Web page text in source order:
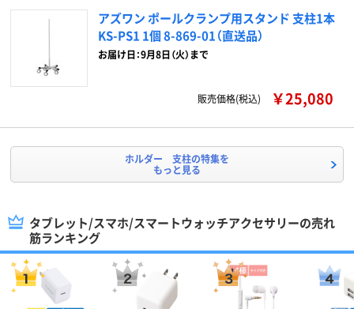
アズワン ポールクランプ用スタンド 支柱1本
KS-PS1 1個 8-869-01（直送品）
お届け日：9月8日（火）まで
販売価格(税込) ￥25,080
ホルダー 支柱の特集を
もっと見る
タブレット/スマホ/スマートウォッチアクセサリーの売れ
筋ランキング